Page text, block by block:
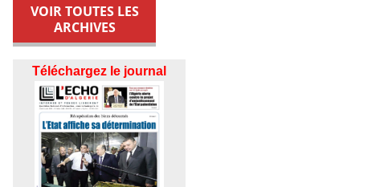
VOIR TOUTES LES
ARCHIVES